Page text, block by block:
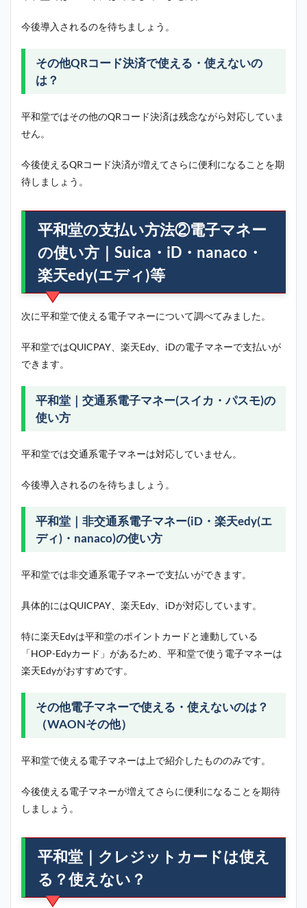
今後導入されるのを待ちましょう。
その他QRコード決済で使える・使えないの
は？
平和堂ではその他のQRコード決済は残念ながら対応していま
せん。
今後使えるQRコード決済が増えてさらに便利になることを期
待しましょう。
平和堂の支払い方法②電子マネー
の使い方｜Suica・iD・nanaco・
楽天edy(エディ)等
次に平和堂で使える電子マネーについて調べてみました。
平和堂ではQUICPAY、楽天Edy、iDの電子マネーで支払いが
できます。
平和堂｜交通系電子マネー(スイカ・パスモ)の
使い方
平和堂では交通系電子マネーは対応していません。
今後導入されるのを待ちましょう。
平和堂｜非交通系電子マネー(iD・楽天edy(エ
ディ)・nanaco)の使い方
平和堂では非交通系電子マネーで支払いができます。
具体的にはQUICPAY、楽天Edy、iDが対応しています。
特に楽天Edyは平和堂のポイントカードと連動している
「HOP-Edyカード」があるため、平和堂で使う電子マネーは
楽天Edyがおすすめです。
その他電子マネーで使える・使えないのは？
（WAONその他）
平和堂で使える電子マネーは上で紹介したもののみです。
今後使える電子マネーが増えてさらに便利になることを期待
しましょう。
平和堂｜クレジットカードは使え
る？使えない？